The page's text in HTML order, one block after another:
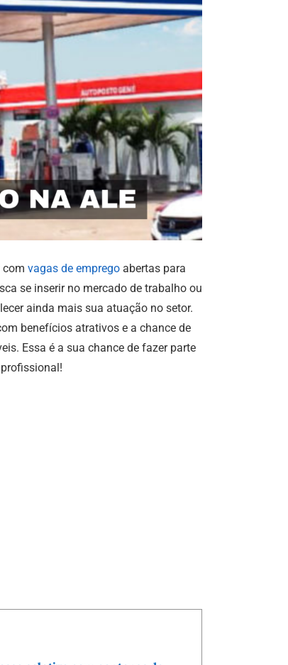
com vagas de emprego abertas para
se inserir no mercado de trabalho ou
ainda mais sua atuação no setor.
benefícios atrativos e a chance de
Essa é a sua chance de fazer parte